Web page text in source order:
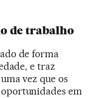
de trabalho
de forma
e traz
vez que os
em